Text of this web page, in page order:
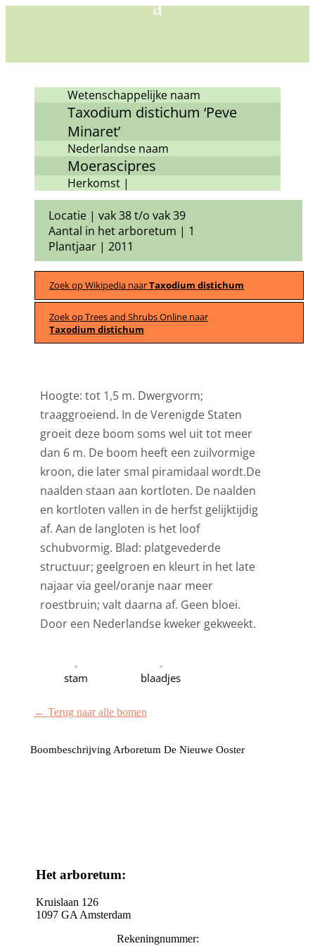
Wetenschappelijke naam
Taxodium distichum ‘Peve
Minaret’
Nederlandse naam
Moerascipres
Herkomst |
Locatie | vak 38 t/o vak 39
Aantal in het arboretum | 1
Plantjaar | 2011
Zoek op Wikipedia naarTaxodium distichum
Zoek op Trees and Shrubs Online naar
Taxodium distichum
Hoogte: tot 1,5 m. Dwergvorm;
traaggroeiend. In de Verenigde Staten
groeit deze boom soms wel uit tot meer
dan 6 m. De boom heeft een zuilvormige
kroon, die later smal piramidaal wordt.De
naalden staan aan kortloten. De naalden
en kortloten vallen in de herfst gelijktijdig
af. Aan de langloten is het loof
schubvormig. Blad: platgevederde
structuur; geelgroen en kleurt in het late
najaar via geel/oranje naar meer
roestbruin; valt daarna af. Geen bloei.
Door een Nederlandse kweker gekweekt.
stam blaadjes
← Terug naar alle bomen
Boombeschrijving Arboretum De Nieuwe Ooster
Het arboretum:
Kruislaan 126
1097 GA Amsterdam
Rekeningnummer: